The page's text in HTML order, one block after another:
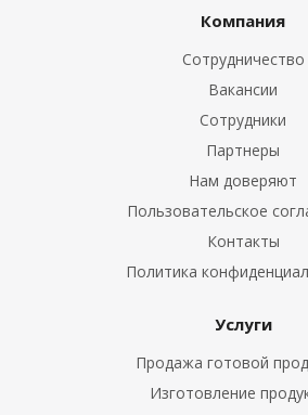
Компания
Сотрудничество
Вакансии
Сотрудники
Партнеры
Нам доверяют
Пользовательское
Контакты
Политика
Услуги
Продажа готовой
Изготовление